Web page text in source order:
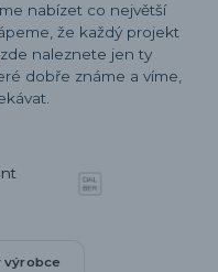
nabízet co největší
že každý projekt
naleznete jen ty
dobře známe a víme,
výrobce